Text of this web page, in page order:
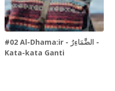
#02 Al-Dhama:ir - الضَّمَاءِرُ -
Kata-kata Ganti